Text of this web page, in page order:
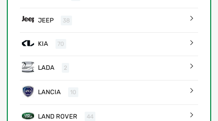
JEEP 38
KIA 70
LADA 2
LANCIA 10
LAND ROVER 44